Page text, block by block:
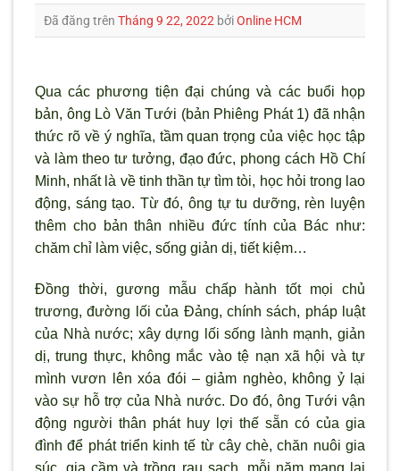
Đã đăng trên Tháng 9 22, 2022 bởiOnline HCM
Qua các phương tiện đại chúng và các buổi họp
bản, ông Lò Văn Tưới (bản Phiêng Phát 1) đã nhận
thức rõ về ý nghĩa, tầm quan trọng của việc học tập
và làm theo tư tưởng, đạo đức, phong cách Hồ Chí
Minh, nhất là về tinh thần tự tìm tòi, học hỏi trong lao
động, sáng tạo. Từ đó, ông tự tu dưỡng, rèn luyện
thêm cho bản thân nhiều đức tính của Bác như:
chăm chỉ làm việc, sống giản dị, tiết kiệm…
Đồng thời, gương mẫu chấp hành tốt mọi chủ
trương, đường lối của Đảng, chính sách, pháp luật
của Nhà nước; xây dựng lối sống lành mạnh, giản
dị, trung thực, không mắc vào tệ nạn xã hội và tự
mình vươn lên xóa đói – giảm nghèo, không ỷ lại
vào sự hỗ trợ của Nhà nước. Do đó, ông Tưới vận
động người thân phát huy lợi thế sẵn có của gia
đình để phát triển kinh tế từ cây chè, chăn nuôi gia
súc, gia cầm và trồng rau sạch, mỗi năm mang lại